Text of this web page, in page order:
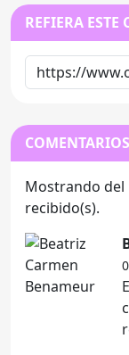
REFIERA
Mostrando del
recibido(s).